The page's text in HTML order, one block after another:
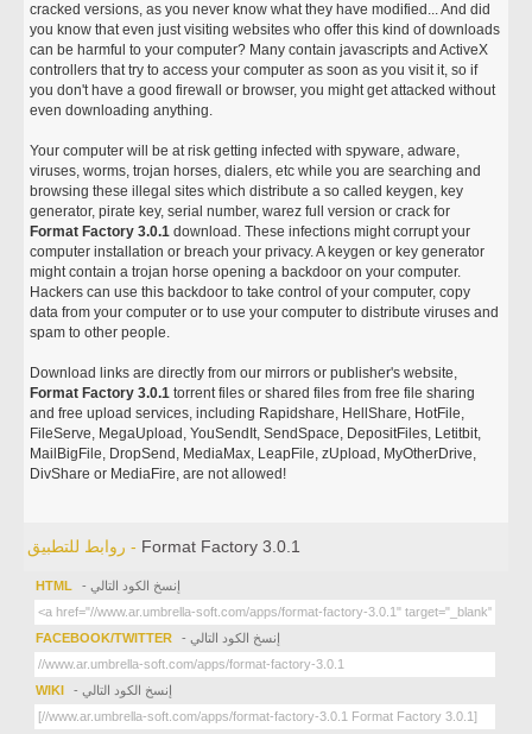
cracked versions, as you never know what they have modified... And did
you know that even just visiting websites who offer this kind of downloads
can be harmful to your computer? Many contain javascripts and ActiveX
controllers that try to access your computer as soon as you visit it, so if
you don't have a good firewall or browser, you might get attacked without
even downloading anything.
Your computer will be at risk getting infected with spyware, adware,
viruses, worms, trojan horses, dialers, etc while you are searching and
browsing these illegal sites which distribute a so called keygen, key
generator, pirate key, serial number, warez full version or crack for
Format Factory 3.0.1 download. These infections might corrupt your
computer installation or breach your privacy. A keygen or key generator
might contain a trojan horse opening a backdoor on your computer.
Hackers can use this backdoor to take control of your computer, copy
data from your computer or to use your computer to distribute viruses and
spam to other people.
Download links are directly from our mirrors or publisher's website,
Format Factory 3.0.1 torrent files or shared files from free file sharing
and free upload services, including Rapidshare, HellShare, HotFile,
FileServe, MegaUpload, YouSendIt, SendSpace, DepositFiles, Letitbit,
MailBigFile, DropSend, MediaMax, LeapFile, zUpload, MyOtherDrive,
DivShare or MediaFire, are not allowed!
روابط للتطبيق - Format Factory 3.0.1
HTML - إنسخ الكود التالي
FACEBOOK/TWITTER - إنسخ الكود التالي
WIKI - إنسخ الكود التالي